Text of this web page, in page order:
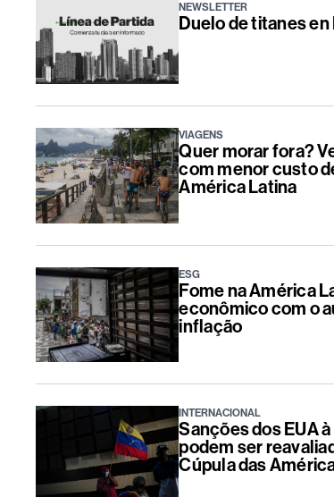
NEWSLETTER
Duelo de titanes en
VIAGENS
Quer morar fora?
com menor custo
América Latina
ESG
Fome na América
econômico com o
inflação
INTERNACIONAL
Sanções dos EUA
podem ser
Cúpula das